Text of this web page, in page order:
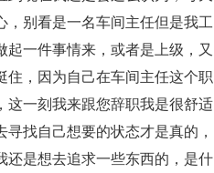
别看是一名车间主任但是我工
一件事情来，或者是上级，又
住，因为自己在车间主任这个职
这一刻我来跟您辞职我是很舒适
找自己想要的状态才是真的，
还是想去追求一些东西的，是什